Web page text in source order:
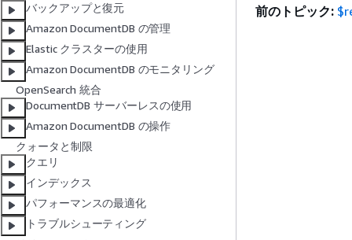
バックアップと復元
Amazon DocumentDB の管理
Elastic クラスターの使用
Amazon DocumentDB のモニタリング
OpenSearch 統合
DocumentDB サーバーレスの使用
Amazon DocumentDB の操作
クォータと制限
クエリ
インデックス
パフォーマンスの最適化
トラブルシューティング
前のトピック: